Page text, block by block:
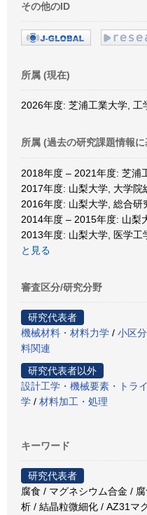
その他のID
所属 (現在)
2026年度: 芝浦工業大学, 工
所属 (過去の研究課題情報に
2018年度 – 2021年度: 芝浦
2017年度: 山梨大学, 大学院
2016年度: 山梨大学, 総合研
2014年度 – 2015年度: 山梨
2013年度: 山梨大学, 医学工
と見る
審査区分/研究分野
研究代表者
機械材料・材料力学 / 小区
料関連
研究代表者以外
設計工学・機械要素・トラ
学 / 材料加工・処理
キーワード
研究代表者
腐食 / マグネシウム合金 /
析 / 結晶粒微細化 / AZ31マ